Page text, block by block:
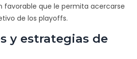
favorable que le permita acercarse
de los playoffs.
y estrategias de